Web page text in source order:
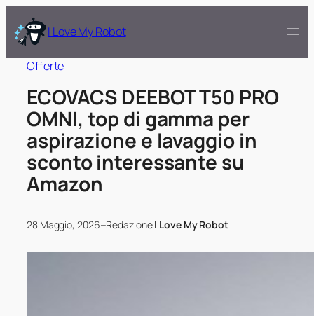
I Love My Robot
Offerte
ECOVACS DEEBOT T50 PRO
OMNI, top di gamma per
aspirazione e lavaggio in
sconto interessante su
Amazon
28 Maggio, 2026–RedazioneI Love My Robot